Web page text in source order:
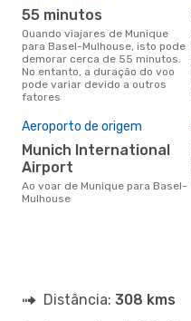
55 minutos
Quando viajares de Munique
para Basel-Mulhouse, isto pode
demorar cerca de 55 minutos.
No entanto, a duração do voo
pode variar devido a outros
fatores
Aeroporto de origem
Munich International
Airport
Ao voar de Munique para Basel-
Mulhouse
Distância: 308 kms